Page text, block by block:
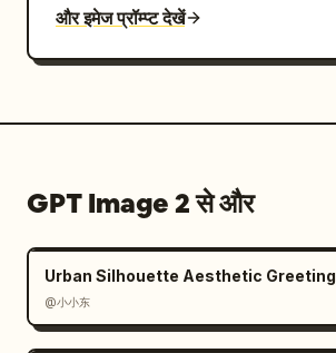
और इमेज प्रॉम्प्ट देखें
GPT Image 2 से और
Urban Silhouette Aesthetic Greeting
@小小东